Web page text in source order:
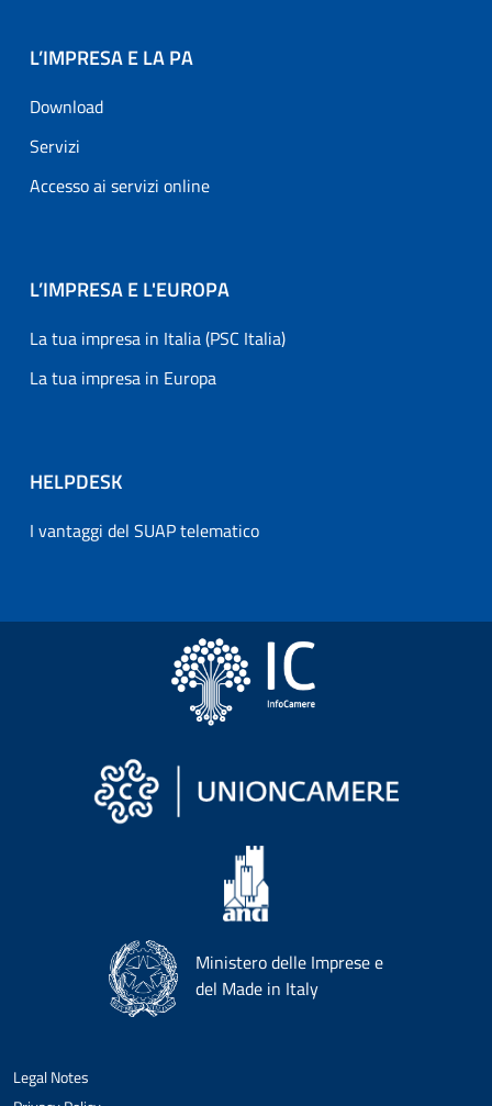
L’IMPRESA E LA PA
Download
Servizi
Accesso ai servizi online
L’IMPRESA E L'EUROPA
La tua impresa in Italia (PSC Italia)
La tua impresa in Europa
HELPDESK
I vantaggi del SUAP telematico
Ministero delle Imprese e
del Made in Italy
Legal Notes